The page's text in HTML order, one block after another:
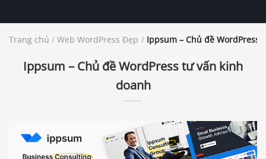
Trang chủ / Web WordPress Đẹp / Ippsum – Chủ đề WordPress
Ippsum – Chủ đề WordPress tư vấn kinh
doanh